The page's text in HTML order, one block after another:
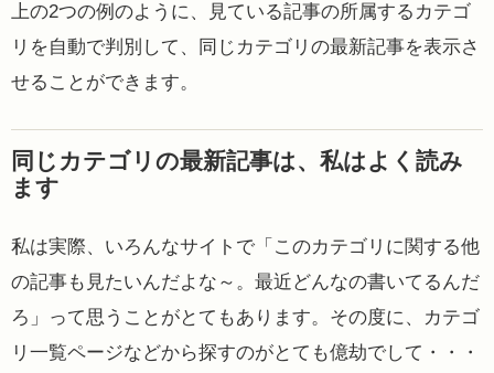
上の2つの例のように、見ている記事の所属するカテゴ
リを自動で判別して、同じカテゴリの最新記事を表示さ
せることができます。
同じカテゴリの最新記事は、私はよく読み
ます
私は実際、いろんなサイトで「このカテゴリに関する他
の記事も見たいんだよな～。最近どんなの書いてるんだ
ろ」って思うことがとてもあります。その度に、カテゴ
リ一覧ページなどから探すのがとても億劫でして・・・